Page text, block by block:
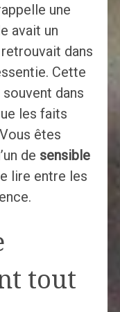
une
avait un
dans
Cette
dans
les faits
êtes
de sensible
lire entre les
tout